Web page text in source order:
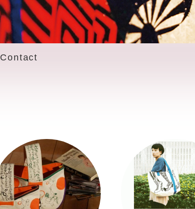
Contact